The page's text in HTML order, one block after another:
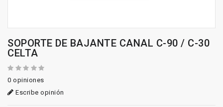
SOPORTE DE BAJANTE CANAL C-90 / C-30
CELTA
0 opiniones
Escribe opinión